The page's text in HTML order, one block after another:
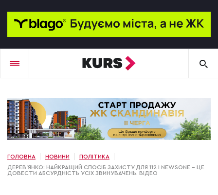
ГОЛОВНА НОВИНИ
ПОЛІТИКА
ДЕРЕВ'ЯНКО: НАЙКРАЩИЙ СПОСІБ ЗАХИСТУ ДЛЯ 112 І NEWSONE – ЦЕ
ДОВЕСТИ АБСУРДНІСТЬ УСІХ ЗВИНУВАЧЕНЬ. ВІДЕО